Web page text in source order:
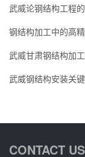
武威论钢结构工程
钢结构加工中的高
武威甘肃钢结构加
武威钢结构安装关
CONTACT US